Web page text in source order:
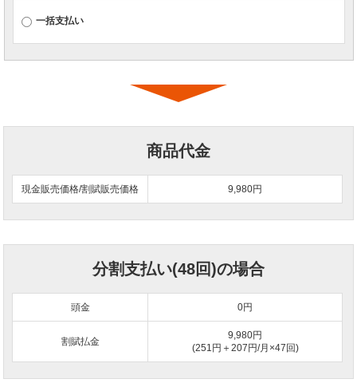
一括支払い
商品代金
現金販売価格/割賦販売価格 9,980円
分割支払い(48回)の場合
頭金 0円
割賦払金
9,980円
(251円＋207円/月×47回)